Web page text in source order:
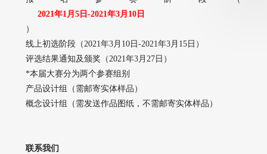
2021年1月5日-2021年3月10日
）
线上初选阶段（2021年3月10日-2021年3月15日）
评选结果通知及颁奖（2021年3月27日）
*本届大赛分为两个参赛组别
产品设计组（需邮寄实体样品）
概念设计组（需发送作品图纸，不需邮寄实体样品）
联系我们